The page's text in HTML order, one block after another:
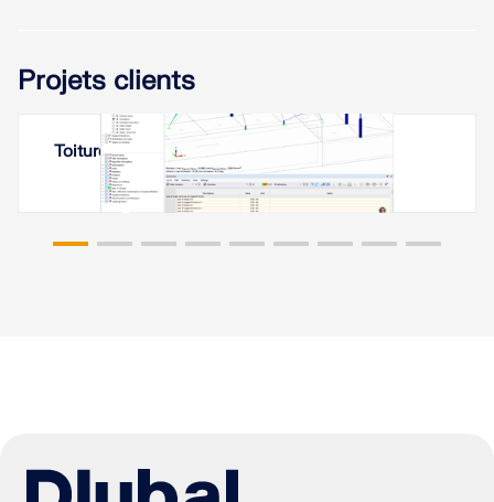
Projets clients
Toiture à membrane à Erevan, Arménie